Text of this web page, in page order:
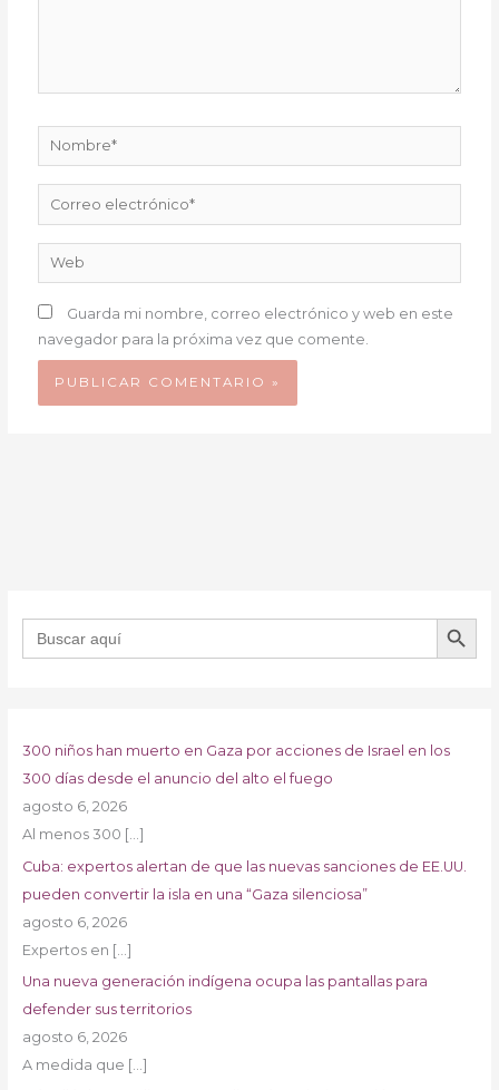
Nombre*
Correo
electrónico*
Web
Guarda mi nombre, correo electrónico y web en este
navegador para la próxima vez que comente.
Buscar: BOTÓN DE
300 niños han muerto en Gaza por acciones de Israel en los
300 días desde el anuncio del alto el fuego
agosto 6, 2026
Al menos 300 […]
Cuba: expertos alertan de que las nuevas sanciones de EE.UU.
pueden convertir la isla en una “Gaza silenciosa”
agosto 6, 2026
Expertos en […]
Una nueva generación indígena ocupa las pantallas para
defender sus territorios
agosto 6, 2026
A medida que […]